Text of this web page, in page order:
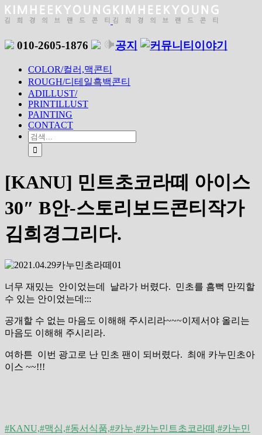
010-2605-1876 공지 이야기
COLOR/컬러,맥콘티
ROUGH/디테일흑백콘티
ADILLUST/
PRINTILLUST
PAINTING
CONTACT
[KANU] 민트초코라떼 아이스
30″ B안-스토리보드콘티작가
김희경그리다.
너무 재밌는 안이었는데 날라가 버렸다. 민초를 흠뻑 만끽할
수 있는 안이었는데:::
공개할 수 없는 마음도 이해해 주시리라~~~이제서야 올리는
마음도 이해해 주시리라.
여하튼 이번 광고로 난 민초 팬이 되버렸다. 최애 카누민초아
이스 ~~!!!
#KANU,#맥심,#동서식품,#카누,#카누민트초코라떼,#카누민